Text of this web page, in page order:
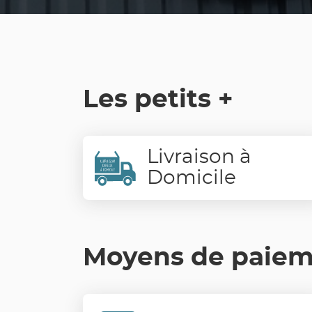
Les petits +
Livraison à
Domicile
Moyens de